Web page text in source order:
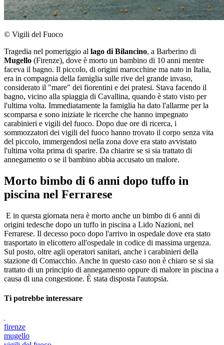
© Vigili del Fuoco
Tragedia nel pomeriggio al lago di Bilancino, a Barberino di
Mugello (Firenze), dove è morto un bambino di 10 anni mentre
faceva il bagno. Il piccolo, di origini marocchine ma nato in Italia,
era in compagnia della famiglia sulle rive del grande invaso,
considerato il "mare" dei fiorentini e dei pratesi. Stava facendo il
bagno, vicino alla spiaggia di Cavallina, quando è stato visto per
l'ultima volta. Immediatamente la famiglia ha dato l'allarme per la
scomparsa e sono iniziate le ricerche che hanno impegnato
carabinieri e vigili del fuoco. Dopo due ore di ricerca, i
sommozzatori dei vigili del fuoco hanno trovato il corpo senza vita
del piccolo, immergendosi nella zona dove era stato avvistato
l'ultima volta prima di sparire. Da chiarire se si sia trattato di
annegamento o se il bambino abbia accusato un malore.
Morto bimbo di 6 anni dopo tuffo in
piscina nel Ferrarese
E in questa giornata nera è morto anche un bimbo di 6 anni di
origini tedesche dopo un tuffo in piscina a Lido Nazioni, nel
Ferrarese. Il decesso poco dopo l'arrivo in ospedale dove era stato
trasportato in elicottero all'ospedale in codice di massima urgenza.
Sul posto, oltre agli operatori sanitari, anche i carabinieri della
stazione di Comacchio. Anche in questo caso non è chiaro se si sia
trattato di un principio di annegamento oppure di malore in piscina a
causa di una congestione. È stata disposta l'autopsia.
Ti potrebbe interessare
firenze
mugello